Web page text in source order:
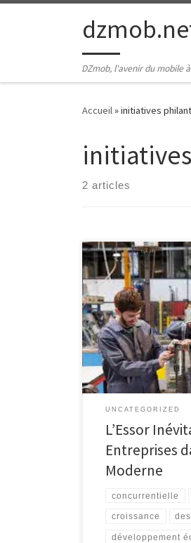
Passer au contenu
DZmob, l'avenir du mobile
Accueil»initiatives
2 articles
Les Entreprises :
entreprises jouent un
mondiale. Elles sont
l’innovation et de la
de petites startups ou
entreprises contribuent
développement
UNCATEGORIZED
L’Essor
Entreprises
Moderne
concurrentielle
croissance
développement